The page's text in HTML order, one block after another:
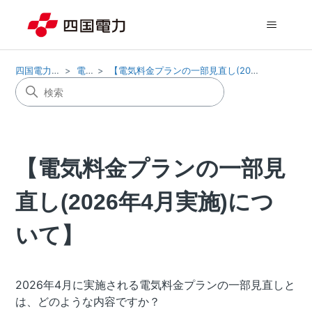
四国電力株式会社 電気料金 【電気料金プランの一部見直し(2026年4月実施)について】
【電気料金プランの一部見
直し(2026年4月実施)につ
いて】
2026年4月に実施される電気料金プランの一部見直しと
は、どのような内容ですか？